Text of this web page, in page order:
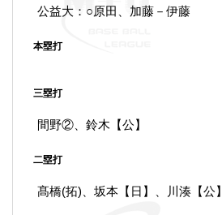
公益大：○原田、加藤－伊藤
本塁打
三塁打
間野②、鈴木【公】
二塁打
髙橋(拓)、坂本【日】、川湊【公】